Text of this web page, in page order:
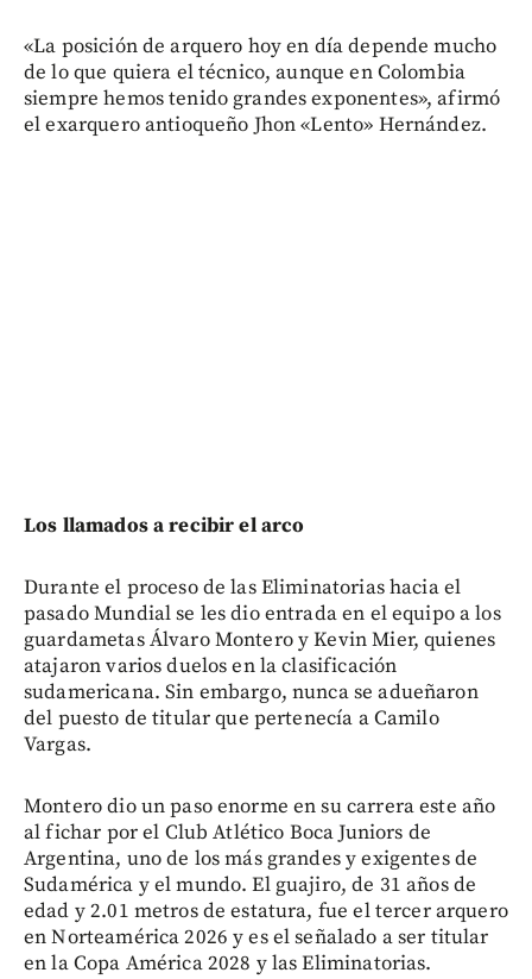
«La posición de arquero hoy en día depende mucho
de lo que quiera el técnico, aunque en Colombia
siempre hemos tenido grandes exponentes», afirmó
el exarquero antioqueño Jhon «Lento» Hernández.
Los llamados a recibir el arco
Durante el proceso de las Eliminatorias hacia el
pasado Mundial se les dio entrada en el equipo a los
guardametas Álvaro Montero y Kevin Mier, quienes
atajaron varios duelos en la clasificación
sudamericana. Sin embargo, nunca se adueñaron
del puesto de titular que pertenecía a Camilo
Vargas.
Montero dio un paso enorme en su carrera este año
al fichar por el Club Atlético Boca Juniors de
Argentina, uno de los más grandes y exigentes de
Sudamérica y el mundo. El guajiro, de 31 años de
edad y 2.01 metros de estatura, fue el tercer arquero
en Norteamérica 2026 y es el señalado a ser titular
en la Copa América 2028 y las Eliminatorias.